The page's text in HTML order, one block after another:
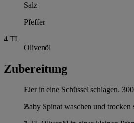
Salz
Pfeffer
4 TL
Olivenöl
Zubereitung
Eier in eine Schüssel schlagen.
Baby Spinat waschen und trocken